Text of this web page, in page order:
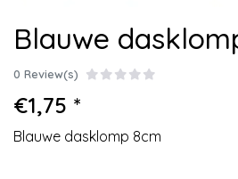
Blauwe
0 Review(s)
€1,75 *
Blauwe dasklomp 8cm